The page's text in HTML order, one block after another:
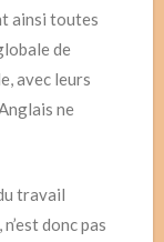
ainsi toutes
de
avec leurs
ne
travail
donc pas